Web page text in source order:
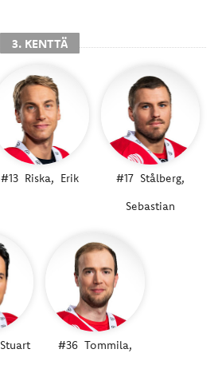
3. KENTTÄ
#13 Riska, Erik #17 Stålberg,
Sebastian
Stuart #36 Tommila,